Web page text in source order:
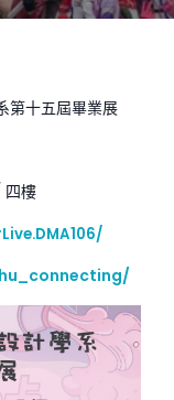
第十五屆畢業展
四樓